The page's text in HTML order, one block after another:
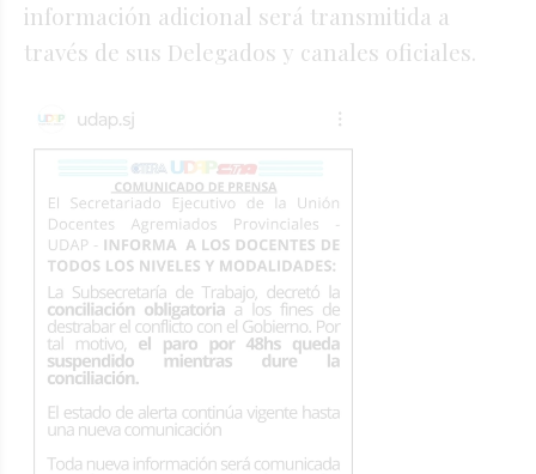
información adicional será transmitida a
través de sus Delegados y canales oficiales.